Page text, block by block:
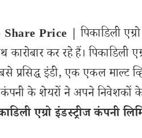
Price | पिकाडिली
कर रहे हैं। पिकाडिली
प्रसिद्ध इंडी, एक एकल माल्ट
के शेयरों ने अपने निवेशकों
एग्रो इंडस्ट्रीज कंपनी